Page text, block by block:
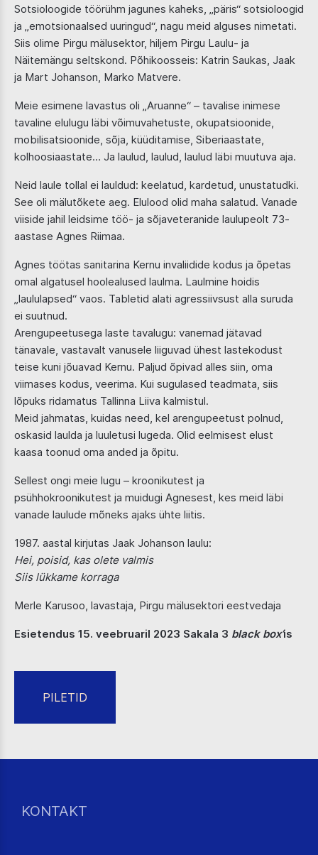
Sotsioloogide töörühm jagunes kaheks, „päris“ sotsioloogid
ja „emotsionaalsed uuringud“, nagu meid alguses nimetati.
Siis olime Pirgu mälusektor, hiljem Pirgu Laulu- ja
Näitemängu seltskond. Põhikoosseis: Katrin Saukas, Jaak
ja Mart Johanson, Marko Matvere.
Meie esimene lavastus oli „Aruanne“ – tavalise inimese
tavaline elulugu läbi võimuvahetuste, okupatsioonide,
mobilisatsioonide, sõja, küüditamise, Siberiaastate,
kolhoosiaastate… Ja laulud, laulud, laulud läbi muutuva aja.
Neid laule tollal ei lauldud: keelatud, kardetud, unustatudki.
See oli mälutõkete aeg. Elulood olid maha salatud. Vanade
viiside jahil leidsime töö- ja sõjaveteranide laulupeolt 73-
aastase Agnes Riimaa.
Agnes töötas sanitarina Kernu invaliidide kodus ja õpetas
omal algatusel hoolealused laulma. Laulmine hoidis
„laululapsed“ vaos. Tabletid alati agressiivsust alla suruda
ei suutnud.
Arengupeetusega laste tavalugu: vanemad jätavad
tänavale, vastavalt vanusele liiguvad ühest lastekodust
teise kuni jõuavad Kernu. Paljud õpivad alles siin, oma
viimases kodus, veerima. Kui sugulased teadmata, siis
lõpuks ridamatus Tallinna Liiva kalmistul.
Meid jahmatas, kuidas need, kel arengupeetust polnud,
oskasid laulda ja luuletusi lugeda. Olid eelmisest elust
kaasa toonud oma anded ja õpitu.
Sellest ongi meie lugu – kroonikutest ja
psühhokroonikutest ja muidugi Agnesest, kes meid läbi
vanade laulude mõneks ajaks ühte liitis.
1987. aastal kirjutas Jaak Johanson laulu:
Hei, poisid, kas olete valmis
Siis lükkame korraga
Merle Karusoo, lavastaja, Pirgu mälusektori eestvedaja
Esietendus 15. veebruaril 2023 Sakala 3 black box’is
PILETID
KONTAKT